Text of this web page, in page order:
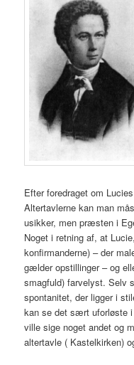
Efter foredraget om
Altertavlerne kan man
usikker, men præsten i
Noget i retning af, at
konfirmanderne) – der
gælder opstillinger – og
smagfuld) farvelyst. Selv
spontanitet, der ligger i
kan se det sært uforløste
ville sige noget andet og
altertavle ( Kastelkirken)